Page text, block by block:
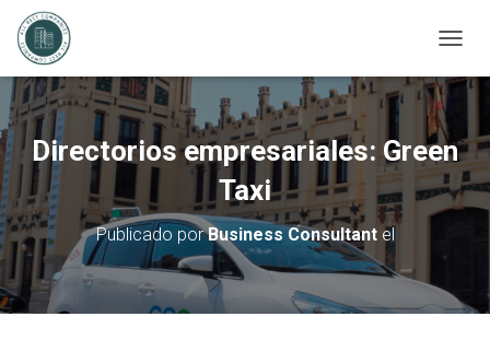
A
A
M
Directorios empresariales: Green
Taxi
Publicado porBusiness Consultantel